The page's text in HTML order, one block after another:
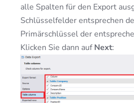
alle Spalten für den Export
Schlüsselfelder entsprechen
Primärschlüssel der
Klicken Sie dann aufNext: